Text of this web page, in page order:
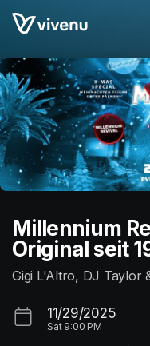
Skip header
Millennium
Original seit
Gigi L'Altro, DJ Taylor
11/29/2025
Sat 9:00 PM